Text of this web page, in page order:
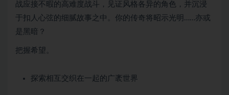
战应接不暇的高难度战斗，见证风格各异的角色，并沉浸
于扣人心弦的细腻故事之中。你的传奇将昭示光明……亦或
是黑暗？
把握希望。
探索相互交织在一起的广袤世界